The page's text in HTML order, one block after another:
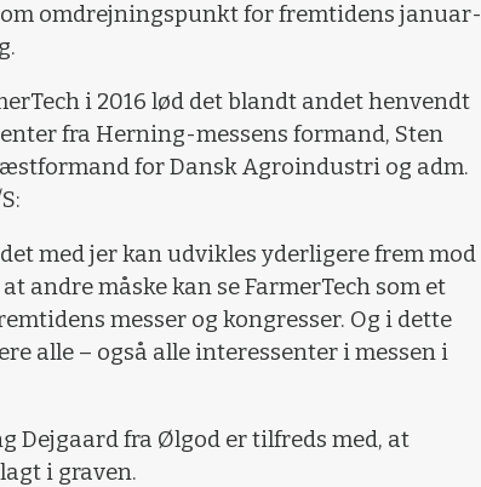
omdrejningspunkt for fremtidens januar-
i 2016 lød det blandt andet henvendt
fra Herning-messens formand, Sten
for Dansk Agroindustri og adm.
med jer kan udvikles yderligere frem mod
andre måske kan se FarmerTech som et
messer og kongresser. Og i dette
alle – også alle interessenter i messen i
Dejgaard fra Ølgod er tilfreds med, at
i graven.